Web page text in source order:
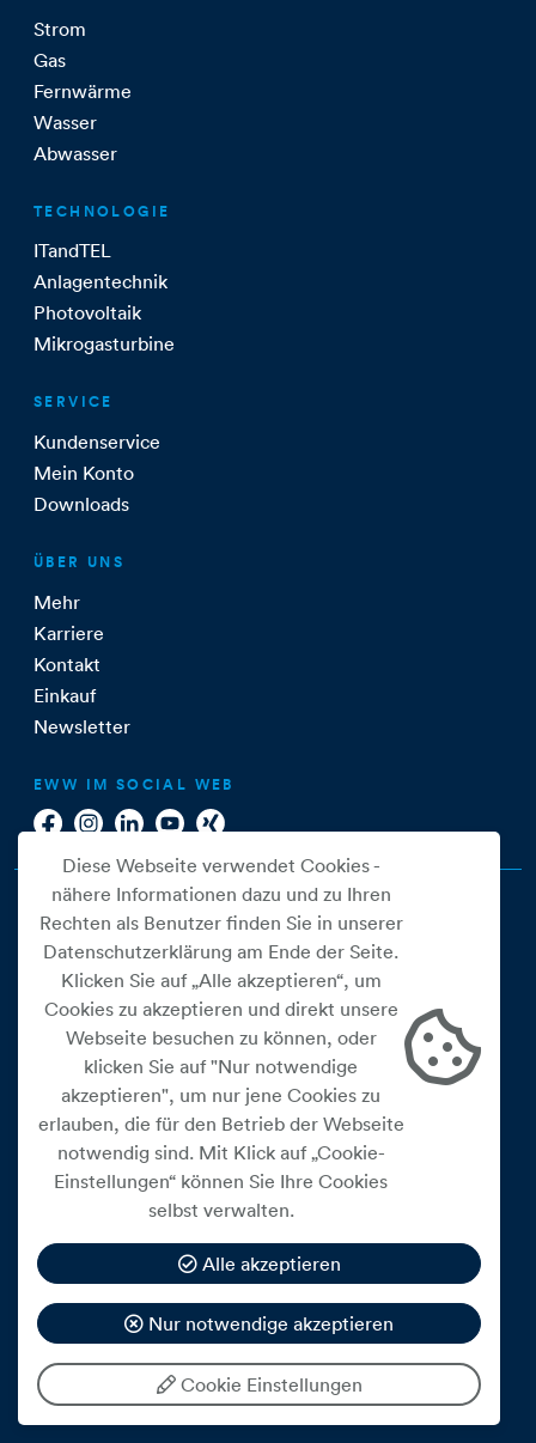
Strom
Gas
Fernwärme
Wasser
Abwasser
TECHNOLOGIE
ITandTEL
Anlagentechnik
Photovoltaik
Mikrogasturbine
SERVICE
Kundenservice
Mein Konto
Downloads
ÜBER UNS
Mehr
Karriere
Kontakt
Einkauf
Newsletter
EWW IM SOCIAL WEB
Cookie Einstellungen
Datenschutz
Impressum
Widerrufsbelehrung
Medienfreiheitsgesetz
Barrierefreiheitserklärung
Hinweisgeberschutz
Mein Konto
© 2026 eww ag
Diese Webseite verwendet Cookies -
nähere Informationen dazu und zu Ihren
Rechten als Benutzer finden Sie in unserer
Datenschutzerklärung am Ende der Seite.
Klicken Sie auf „Alle akzeptieren“, um
Cookies zu akzeptieren und direkt unsere
Webseite besuchen zu können, oder
klicken Sie auf "Nur notwendige
akzeptieren", um nur jene Cookies zu
erlauben, die für den Betrieb der Webseite
notwendig sind. Mit Klick auf „Cookie-
Einstellungen“ können Sie Ihre Cookies
selbst verwalten.
Alle akzeptieren
Nur notwendige akzeptieren
Cookie Einstellungen